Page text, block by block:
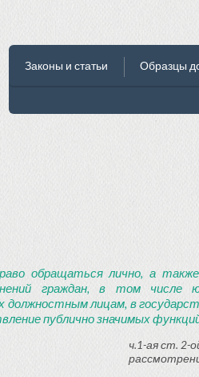
Законы и статьи Образцы
обращаться лично, а
граждан, в том числе
должностным лицам, в
публично значимых
ч.1-ая ст. 2-